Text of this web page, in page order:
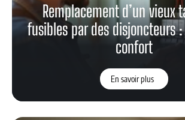
Remplacement d’un vieux
fusibles par des disjoncteurs
confort
En savoir plus